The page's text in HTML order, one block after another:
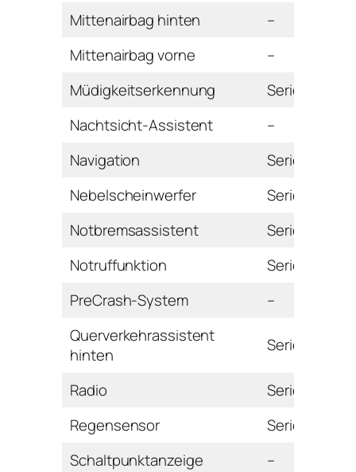
Mittenairbag hinten
–
Mittenairbag vorne
–
Müdigkeitserkennung
Serie
Nachtsicht-Assistent
–
Navigation
Serie
Nebelscheinwerfer
Serie
Notbremsassistent
Serie
Notruffunktion
Serie
PreCrash-System
–
Querverkehrassistent
hinten
Serie
Radio
Serie
Regensensor
Serie
Schaltpunktanzeige
–